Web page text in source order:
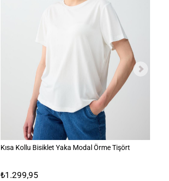
Kısa Kollu Bisiklet Yaka Modal Örme Tişört
₺1.299,95